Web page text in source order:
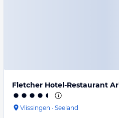
Fletcher Hotel-Restaurant
Vlissingen · Seeland